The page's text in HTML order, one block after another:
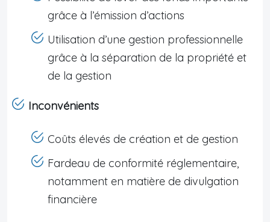
grâce à l’émission d’actions
Utilisation d’une gestion professionnelle
grâce à la séparation de la propriété et
de la gestion
Inconvénients
Coûts élevés de création et de gestion
Fardeau de conformité réglementaire,
notamment en matière de divulgation
financière